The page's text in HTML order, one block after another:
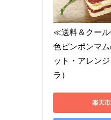
≪送料＆クー
色ピンポンマ
ット・アレン
ラ）
楽天